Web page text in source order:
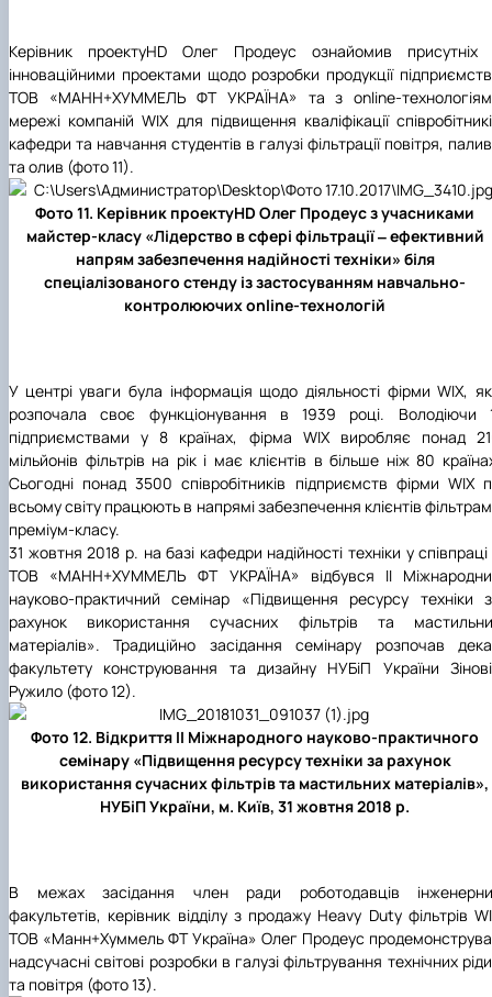
Керівник проектуHD Олег Продеус ознайомив присутніх
інноваційними проектами щодо розробки продукції
ТОВ «МАНН+ХУММЕЛЬ ФТ УКРАЇНА» та з online-
мережі компаній WIX для підвищення кваліфікації
кафедри та навчання студентів в галузі фільтрації повітря,
та олив (фото 11).
Фото 11. Керівник проектуHD Олег Продеус з учасниками
майстер-класу «Лідерство в сфері фільтрації ‒ ефективний
напрям забезпечення надійності техніки» біля
спеціалізованого стенду із застосуванням навчально-
контролюючих online-технологій
У центрі уваги була інформація щодо діяльності фірми WIX,
розпочала своє функціонування в 1939 році. Володіючи
підприємствами у 8 країнах, фірма WIX виробляє понад
мільйонів фільтрів на рік і має клієнтів в більше ніж 80
Сьогодні понад 3500 співробітників підприємств фірми WIX
всьому світу працюють в напрямі забезпечення клієнтів
преміум-класу.
31 жовтня 2018 р. на базі кафедри надійності техніки у співпраці
ТОВ «МАНН+ХУММЕЛЬ ФТ УКРАЇНА» відбувся ІІ
науково-практичний семінар «Підвищення ресурсу техніки
рахунок використання сучасних фільтрів та
матеріалів». Традиційно засідання семінару розпочав
факультету конструювання та дизайну НУБіП України
Ружило (фото 12).
Фото 12. Відкриття ІІ Міжнародного науково-практичного
семінару «Підвищення ресурсу техніки за рахунок
використання сучасних фільтрів та мастильних матеріалів»,
НУБіП України, м. Київ, 31 жовтня 2018 р.
В межах засідання член ради роботодавців
факультетів, керівник відділу з продажу Heavy Duty фільтрів
ТОВ «Манн+Хуммель ФТ Україна» Олег Продеус
надсучасні світові розробки в галузі фільтрування технічних
та повітря (фото 13).